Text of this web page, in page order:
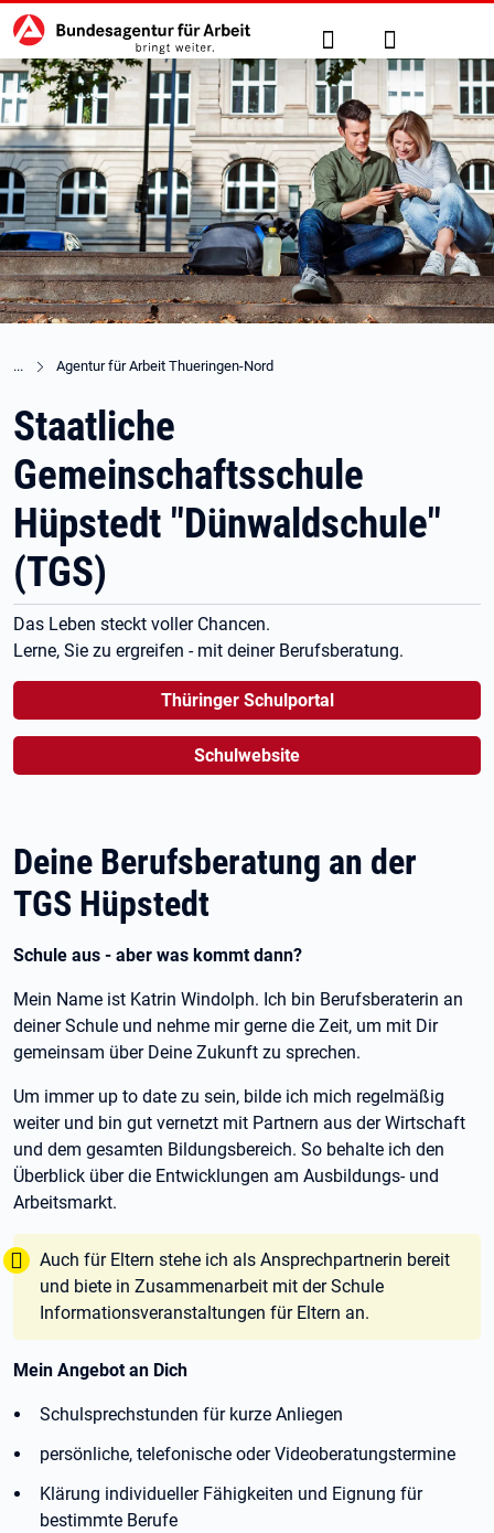
zu den Hauptinhalten springen
Hauptnavigation Suche Anmelden
Agentur für Arbeit Thueringen-Nord
Staatliche
Gemeinschaftsschule
Hüpstedt "Dünwaldschule"
(TGS)
Das Leben steckt voller Chancen.
Lerne, Sie zu ergreifen - mit deiner Berufsberatung.
Thüringer Schulportal
Schulwebsite
Deine Berufsberatung an der
TGS Hüpstedt
Schule aus - aber was kommt dann?
Mein Name ist Katrin Windolph. Ich bin Berufsberaterin an
deiner Schule und nehme mir gerne die Zeit, um mit Dir
gemeinsam über Deine Zukunft zu sprechen.
Um immer up to date zu sein, bilde ich mich regelmäßig
weiter und bin gut vernetzt mit Partnern aus der Wirtschaft
und dem gesamten Bildungsbereich. So behalte ich den
Überblick über die Entwicklungen am Ausbildungs- und
Arbeitsmarkt.
Tipp:
Auch für Eltern stehe ich als Ansprechpartnerin bereit
und biete in Zusammenarbeit mit der Schule
Informationsveranstaltungen für Eltern an.
Mein Angebot an Dich
Schulsprechstunden für kurze Anliegen
persönliche, telefonische oder Videoberatungstermine
Klärung individueller Fähigkeiten und Eignung für
bestimmte Berufe